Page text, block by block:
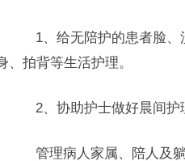
1、给无陪护的患者脸、洗
、拍背等生活护理。
2、协助护士做好晨间护
管理病人家属、陪人及躺